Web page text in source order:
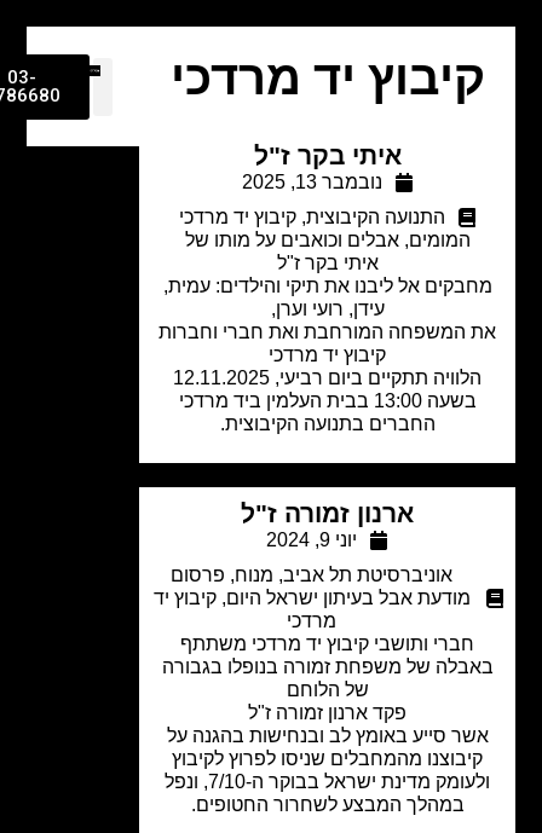
יד מרדכי
איתי בקר ז"ל
נובמבר 13, 2025
התנועה הקיבוצית,קיבוץ יד מרדכי
המומים, אבלים וכואבים על מותו של
איתי בקר ז"ל
אל ליבנו את תיקי והילדים: עמית,
עידן, רועי וערן,
המשפחה המורחבת ואת חברי וחברות
קיבוץ יד מרדכי
הלוויה תתקיים ביום רביעי, 12.11.2025
החברים בתנועה הקיבוצית.
ארנון זמורה ז"ל
אוניברסיטת תל אביב,מנוח,פרסום
מודעת אבל בעיתון ישראל היום,קיבוץ יד
חברי ותושבי קיבוץ יד מרדכי משתתף
של משפחת זמורה בנופלו בגבורה
של הלוחם
פקד ארנון זמורה ז"ל
סייע באומץ לב ובנחישות בהגנה על
מהמחבלים שניסו לפרוץ לקיבוץ
ולעומק מדינת ישראל בבוקר ה-7/10, ונפל
במהלך המבצע לשחרור החטופים.
03-
9786680